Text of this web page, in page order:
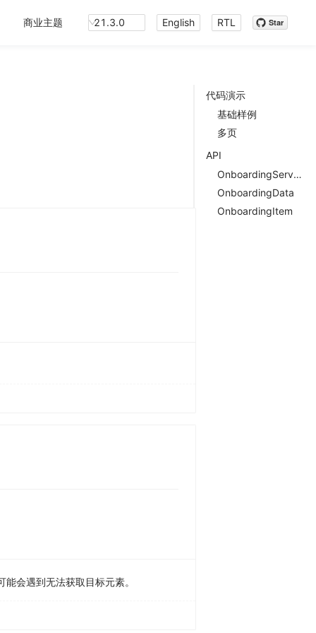
商业主题 21.3.0 English RTL Star
代码演示
基础样例
多页
API
OnboardingService
OnboardingData
OnboardingItem
会遇到无法获取目标元素。